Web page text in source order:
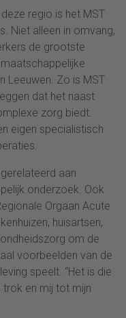
regio is het MST
Niet alleen in omvang,
de grootste
Leeuwen. Zo is MST
dat het naast
zorg biedt.
eigen specialistisch
aan
onderzoek. Ook
Orgaan Acute
huisartsen,
om de
voorbeelden van de
speelt. “Het is die
en mij tot mijn